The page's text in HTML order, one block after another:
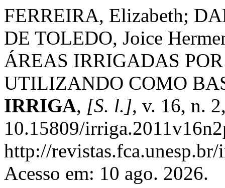
FERREIRA, Elizabeth;
DE TOLEDO, Joice
ÁREAS IRRIGADAS
UTILIZANDO COMO
IRRIGA, [S. l.], v. 16, n.
10.15809/
http://
Acesso em: 10 ago. 2026.